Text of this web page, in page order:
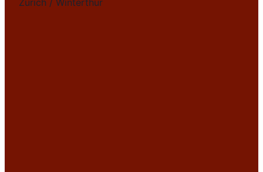
Zürich / Winterthur